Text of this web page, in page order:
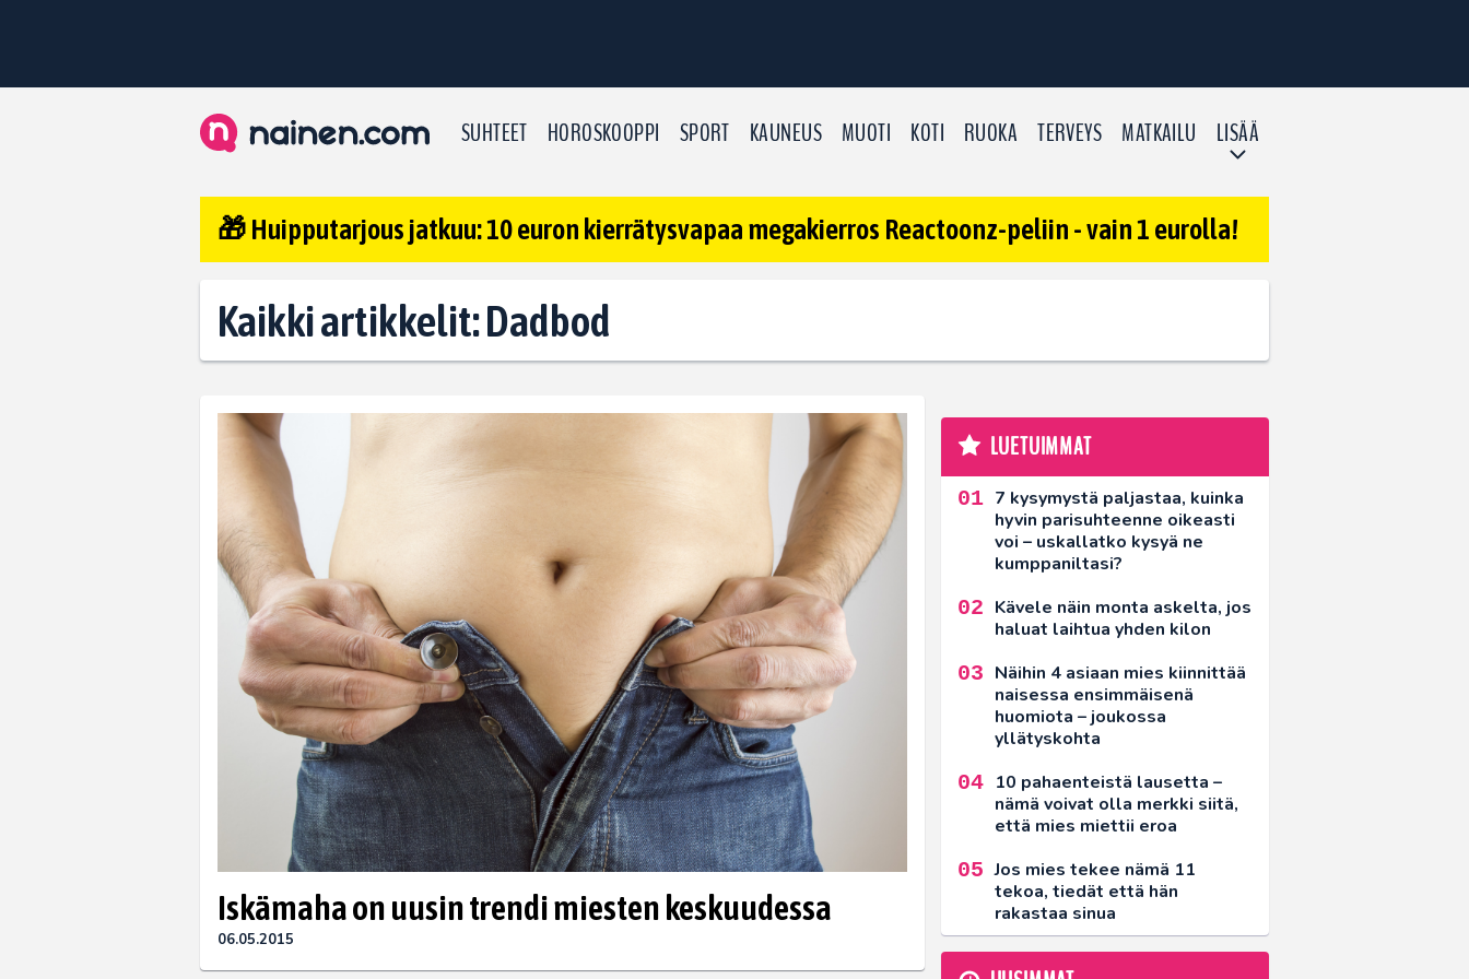
SUHTEET HOROSKOOPPI SPORT KAUNEUS MUOTI KOTI RUOKA TERVEYS MATKAILU LISÄÄ
🎁 Huipputarjous jatkuu: 10 euron kierrätysvapaa megakierros Reactoonz-peliin - vain 1 eurolla!
Kaikki artikkelit: Dadbod
Iskämaha on uusin trendi miesten keskuudessa
06.05.2015
LUETUIMMAT
7 kysymystä paljastaa, kuinka
hyvin parisuhteenne oikeasti
voi – uskallatko kysyä ne
kumppaniltasi?
Kävele näin monta askelta, jos
haluat laihtua yhden kilon
Näihin 4 asiaan mies kiinnittää
naisessa ensimmäisenä
huomiota – joukossa
yllätyskohta
10 pahaenteistä lausetta –
nämä voivat olla merkki siitä,
että mies miettii eroa
Jos mies tekee nämä 11
tekoa, tiedät että hän
rakastaa sinua